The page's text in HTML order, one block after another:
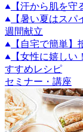
【汗から肌を
【暑い夏はス
週間献立
【自宅で簡単】
【女性に嬉し
すすめレシピ
セミナー・講座